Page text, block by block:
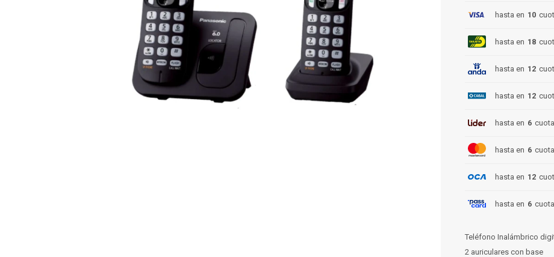
hasta en 10
hasta en 18
hasta en 12
hasta en 12
hasta en 6
hasta en 6
hasta en 12
hasta en 6
Teléfono Inalámbrico
2 auriculares con base